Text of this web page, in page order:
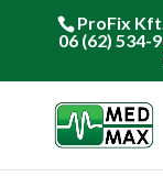
ProFix
06 (62) 534-